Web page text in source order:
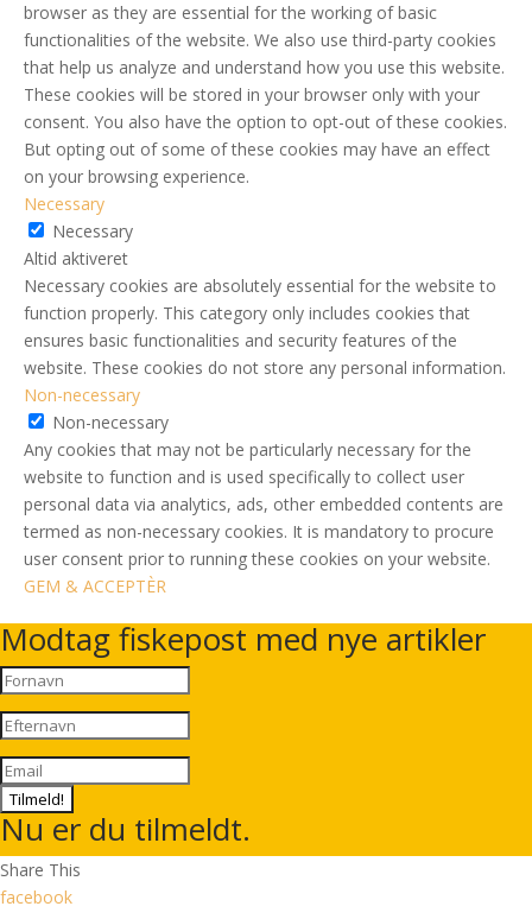
browser as they are essential for the working of basic
functionalities of the website. We also use third-party cookies
that help us analyze and understand how you use this website.
These cookies will be stored in your browser only with your
consent. You also have the option to opt-out of these cookies.
But opting out of some of these cookies may have an effect
on your browsing experience.
Necessary
Necessary
Altid aktiveret
Necessary cookies are absolutely essential for the website to
function properly. This category only includes cookies that
ensures basic functionalities and security features of the
website. These cookies do not store any personal information.
Non-necessary
Non-necessary
Any cookies that may not be particularly necessary for the
website to function and is used specifically to collect user
personal data via analytics, ads, other embedded contents are
termed as non-necessary cookies. It is mandatory to procure
user consent prior to running these cookies on your website.
GEM & ACCEPTÈR
Modtag fiskepost med nye artikler
Tilmeld!
Nu er du tilmeldt.
Share This
facebook